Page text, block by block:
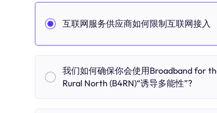
互联网服务供应商如何限制互联网接入
我们如何确保你会使用Broadband for
Rural North (B4RN)“诱导多能性”?